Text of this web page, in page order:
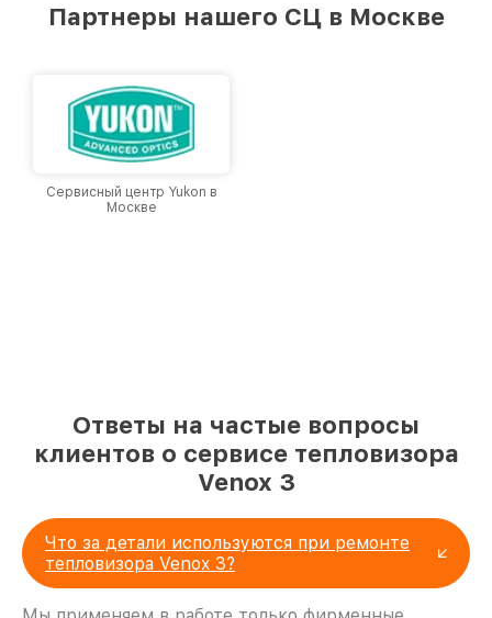
лучшим сервисным центром Venox в городе
Партнеры нашего СЦ в Москве
Сервисный центр Yukon в
Москве
Ответы на частые вопросы
клиентов о сервисе тепловизора
Venox 3
Что за детали используются при ремонте
тепловизора Venox 3?